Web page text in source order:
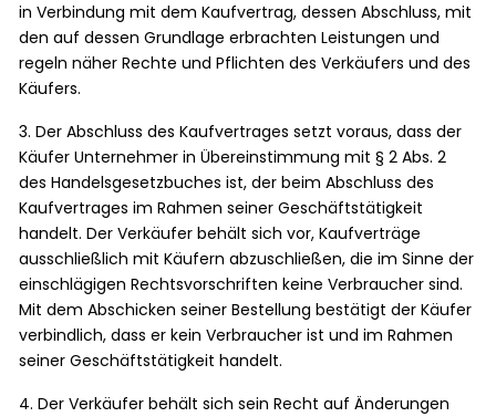
in Verbindung mit dem Kaufvertrag, dessen Abschluss, mit
den auf dessen Grundlage erbrachten Leistungen und
regeln näher Rechte und Pflichten des Verkäufers und des
Käufers.
3. Der Abschluss des Kaufvertrages setzt voraus, dass der
Käufer Unternehmer in Übereinstimmung mit § 2 Abs. 2
des Handelsgesetzbuches ist, der beim Abschluss des
Kaufvertrages im Rahmen seiner Geschäftstätigkeit
handelt. Der Verkäufer behält sich vor, Kaufverträge
ausschließlich mit Käufern abzuschließen, die im Sinne der
einschlägigen Rechtsvorschriften keine Verbraucher sind.
Mit dem Abschicken seiner Bestellung bestätigt der Käufer
verbindlich, dass er kein Verbraucher ist und im Rahmen
seiner Geschäftstätigkeit handelt.
4. Der Verkäufer behält sich sein Recht auf Änderungen